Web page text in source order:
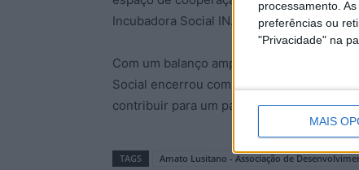
processamento.
preferências ou
"Privacidade" na
MAIS
Incubadora Social IN.
Com um balanço amplamente positivo, o
Social encerrou com o compromisso de
contribuir para um país mais coeso,
TAGS Amato Lusitano - Associação de